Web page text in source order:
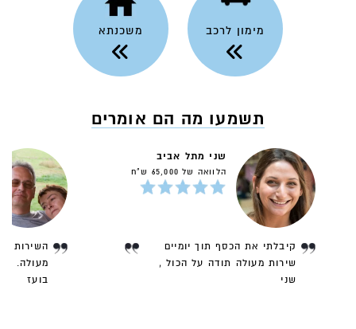
מימון לרכב משכנתא
תשמעו מה הם אומרים
שני מתל אביב
הלוואה של 65,000 ש"ח
קיבלתי את הכסף תוך יומיים
שירות מעולה תודה על הכול ,
שני
השירות
מעולה.
בועז